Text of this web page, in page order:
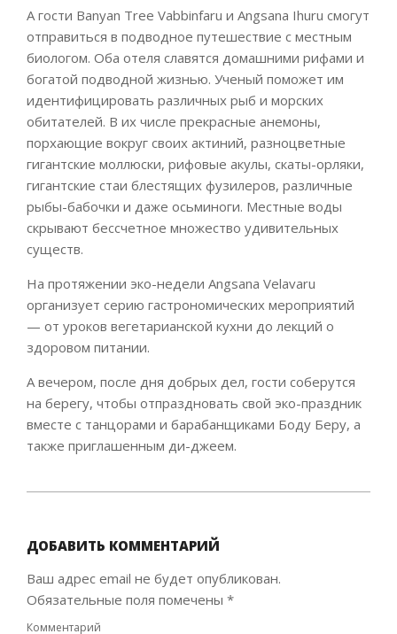
А гости Banyan Tree Vabbinfaru и Angsana Ihuru смогут
отправиться в подводное путешествие с местным
биологом. Оба отеля славятся домашними рифами и
богатой подводной жизнью. Ученый поможет им
идентифицировать различных рыб и морских
обитателей. В их числе прекрасные анемоны,
порхающие вокруг своих актиний, разноцветные
гигантские моллюски, рифовые акулы, скаты-орляки,
гигантские стаи блестящих фузилеров, различные
рыбы-бабочки и даже осьминоги. Местные воды
скрывают бессчетное множество удивительных
существ.
На протяжении эко-недели Angsana Velavaru
организует серию гастрономических мероприятий
— от уроков вегетарианской кухни до лекций о
здоровом питании.
А вечером, после дня добрых дел, гости соберутся
на берегу, чтобы отпраздновать свой эко-праздник
вместе с танцорами и барабанщиками Боду Беру, а
также приглашенным ди-джеем.
01
ДОБАВИТЬ КОММЕНТАРИЙ
Ваш адрес email не будет опубликован.
Обязательные поля помечены *
Комментарий